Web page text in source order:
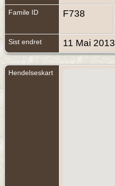
Famile ID F738
Sist endret 11 Mai 2013
Hendelseskart